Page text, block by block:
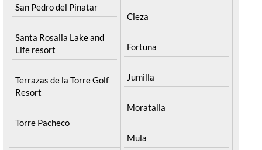
San Pedro del Pinatar
Santa Rosalia Lake and
Life resort
Terrazas de la Torre Golf
Resort
Torre Pacheco
Cieza
Fortuna
Jumilla
Moratalla
Mula